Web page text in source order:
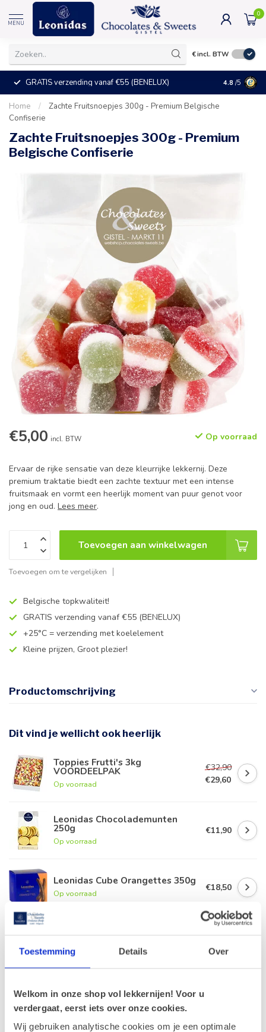
Toestemming Details Over
Welkom in onze shop vol lekkernijen! Voor u
verdergaat, eerst iets over onze cookies.
Wij gebruiken analytische cookies om je een optimale
MENU
0
€incl. BTW
GRATIS verzending vanaf €55 (BENELUX) +25°C =
4.8 /5
Home /
Zachte Fruitsnoepjes 300g - Premium Belgische
Confiserie
Zachte Fruitsnoepjes 300g - Premium
Belgische Confiserie
€5,00 incl. BTW Op voorraad
Ervaar de rijke sensatie van deze kleurrijke lekkernij. Deze
premium traktatie biedt een zachte textuur met een intense
fruitsmaak en vormt een heerlijk moment van puur genot voor
jong en oud. Lees meer.
Toevoegen aan winkelwagen
Toevoegen om te vergelijken
Belgische topkwaliteit!
GRATIS verzending vanaf €55 (BENELUX)
+25°C = verzending met koelelement
Kleine prijzen, Groot plezier!
Productomschrijving
Dit vind je wellicht ook heerlijk
Toppies Frutti's 3kg
VOORDEELPAK
Op voorraad
€32,90
€29,60
Leonidas Chocolademunten
250g
Op voorraad
€11,90
Leonidas Cube Orangettes 350g
Op voorraad
€18,50
Op voorraad
Guimauve vrouwtjes 240g
Op voorraad